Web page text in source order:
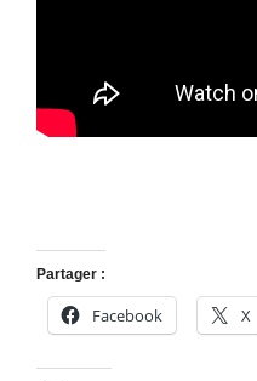
Partager :
Facebook X